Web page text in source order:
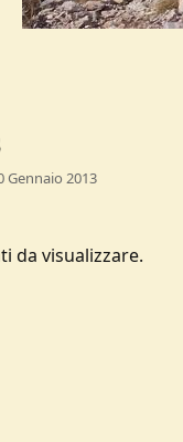
Gennaio 2013
da visualizzare.